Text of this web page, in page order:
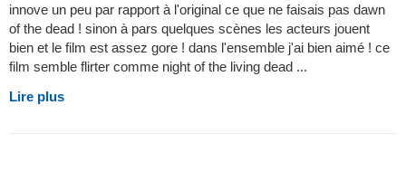
innove un peu par rapport à l'original ce que ne faisais pas dawn
of the dead ! sinon à pars quelques scènes les acteurs jouent
bien et le film est assez gore ! dans l'ensemble j'ai bien aimé ! ce
film semble flirter comme night of the living dead ...
Lire plus